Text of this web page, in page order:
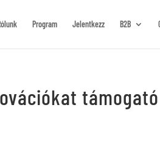
Program Jelentkezz B2B
támogató